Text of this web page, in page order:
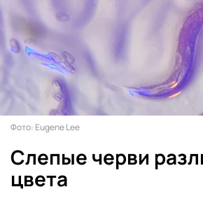
Фото: Eugene Lee
Слепые черви
цвета